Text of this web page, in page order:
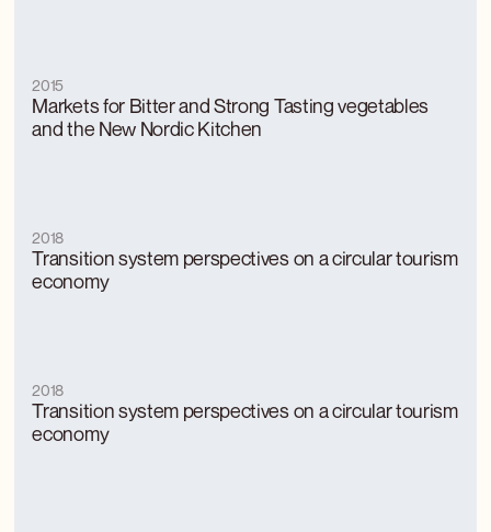
Markets for Bitter and Strong Tasting vegetables
and the New Nordic Kitchen
2015
Transition system perspectives on a circular tourism
economy
2018
Transition system perspectives on a circular tourism
economy
2018